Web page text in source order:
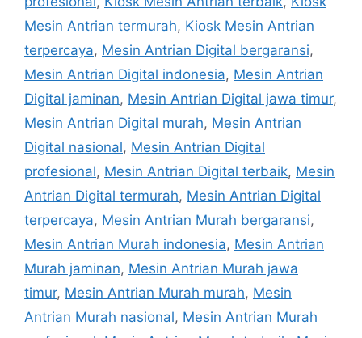
Mesin Antrian termurah, Kiosk Mesin Antrian
terpercaya, Mesin Antrian Digital bergaransi,
Mesin Antrian Digital indonesia, Mesin Antrian
Digital jaminan, Mesin Antrian Digital jawa timur,
Mesin Antrian Digital murah, Mesin Antrian
Digital nasional, Mesin Antrian Digital
profesional, Mesin Antrian Digital terbaik, Mesin
Antrian Digital termurah, Mesin Antrian Digital
terpercaya, Mesin Antrian Murah bergaransi,
Mesin Antrian Murah indonesia, Mesin Antrian
Murah jaminan, Mesin Antrian Murah jawa
timur, Mesin Antrian Murah murah, Mesin
Antrian Murah nasional, Mesin Antrian Murah